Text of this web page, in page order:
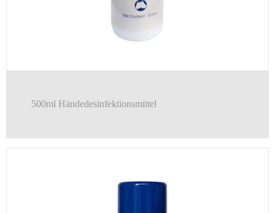
500ml Händedesinfektionsmittel